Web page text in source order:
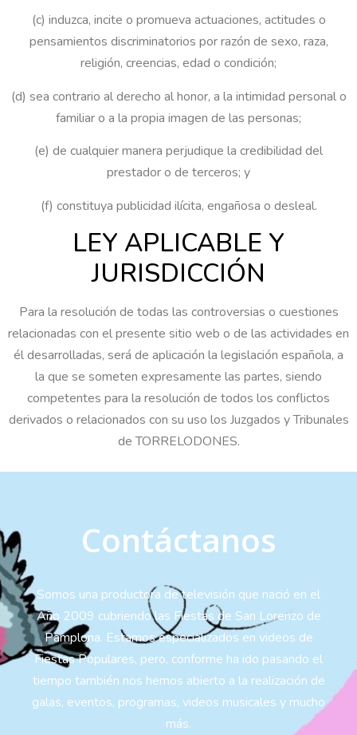
(c) induzca, incite o promueva actuaciones, actitudes o
pensamientos discriminatorios por razón de sexo, raza,
religión, creencias, edad o condición;
(d) sea contrario al derecho al honor, a la intimidad personal o
familiar o a la propia imagen de las personas;
(e) de cualquier manera perjudique la credibilidad del
prestador o de terceros; y
(f) constituya publicidad ilícita, engañosa o desleal.
LEY APLICABLE Y
JURISDICCIÓN
Para la resolución de todas las controversias o cuestiones
relacionadas con el presente sitio web o de las actividades en
él desarrolladas, será de aplicación la legislación española, a
la que se someten expresamente las partes, siendo
competentes para la resolución de todos los conflictos
derivados o relacionados con su uso los Juzgados y Tribunales
de TORRELODONES.
Contáctanos
Somos una productora de televisión que nació en el
Año 2009 cubriendo las Fiestas de San Lorenzo de
Pamplona. Estamos especializados en videos de
Fiestas Populares, pero, conforme ha ido pasando el
tiempo también nos hemos abierto a la realización de
galas, eventos, programas, videos musicales y mucho
más.